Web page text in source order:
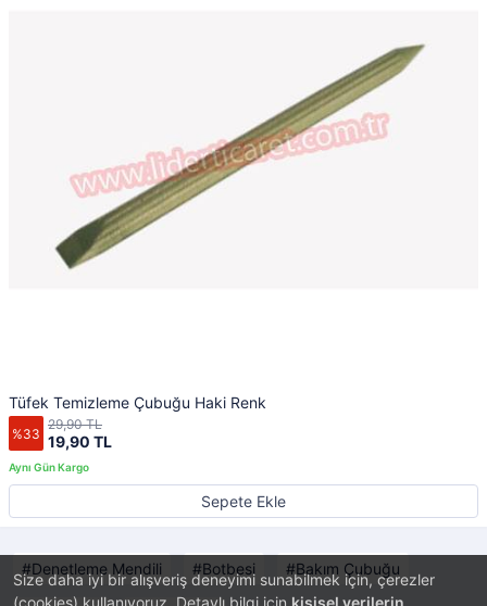
Size daha iyi bir alışveriş deneyimi sunabilmek için, çerezler
(cookies) kullanıyoruz. Detaylı bilgi için kişisel verilerin
Tüfek Temizleme Çubuğu Haki Renk
%33 19,90 TL
29,90 TL
Sepete Ekle
Denetleme Mendili Botbesi Bakım Çubuğu